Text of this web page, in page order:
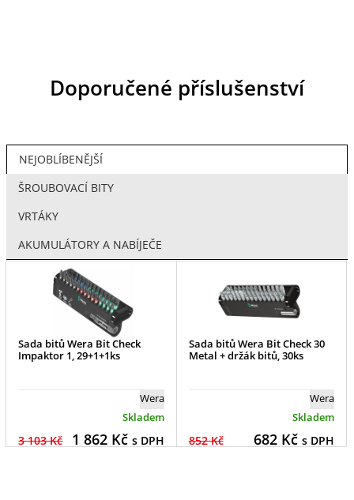
Doporučené příslušenství
NEJOBLÍBENĚJŠÍ
ŠROUBOVACÍ BITY
VRTÁKY
AKUMULÁTORY A NABÍJEČE
Sada bitů Wera Bit Check
Impaktor 1, 29+1+1ks
Wera
Skladem
3 103 Kč 1 862Kč s DPH
Sada bitů Wera Bit Check 30
Metal + držák bitů, 30ks
Wera
Skladem
852 Kč 682Kč s DPH